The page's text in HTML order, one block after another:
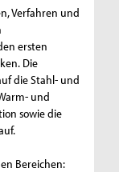
Verfahren und
ersten
Die
die Stahl- und
und
sowie die
Bereichen: